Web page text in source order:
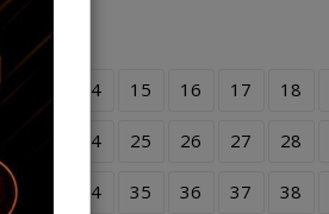
14 15 16 17 18
24 25 26 27 28
34 35 36 37 38